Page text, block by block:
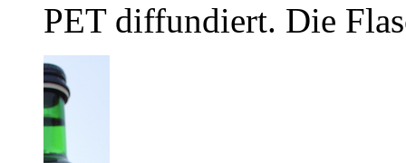
PET diffundiert. Die